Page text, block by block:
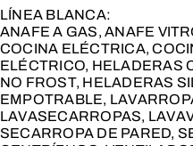
LÍNEA BLANCA:
ANAFE A GAS, ANAFE
COCINA ELÉCTRICA,
ELÉCTRICO, HELADERAS
NO FROST, HELADERAS
EMPOTRABLE,
LAVASECARROPAS,
SECARROPA DE PARED,